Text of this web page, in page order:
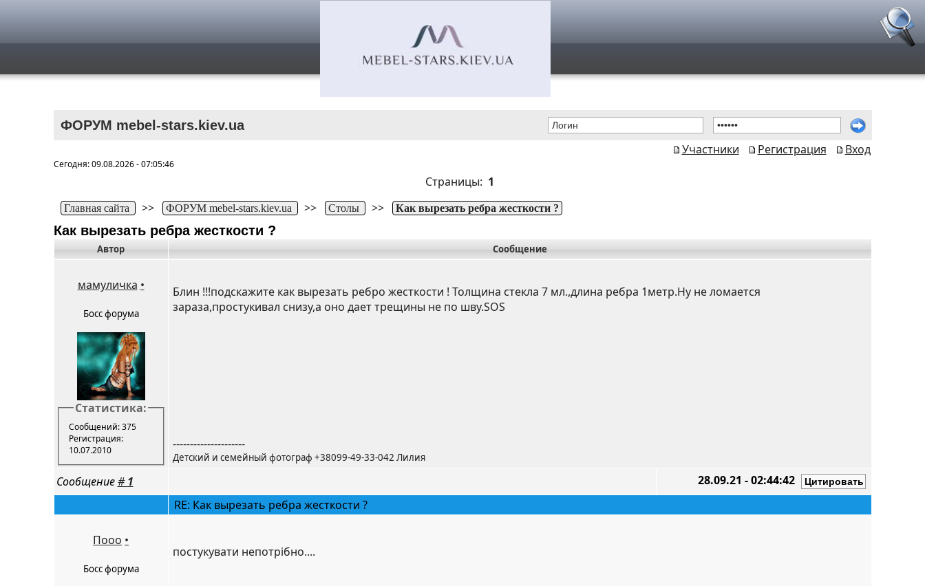
ФОРУМ mebel-stars.kiev.ua
Участники
Регистрация Вход
Сегодня: 09.08.2026 - 07:05:46
Страницы: 1
Главная сайта >> ФОРУМ mebel-stars.kiev.ua >> Столы >> Как вырезать ребра жесткости ?
Как вырезать ребра жесткости ?
Автор Сообщение
мамуличка •
Босс форума
Статистика:
Сообщений: 375
Регистрация:
10.07.2010
Блин !!!подскажите как вырезать ребро жесткости ! Толщина стекла 7 мл.,длина ребра 1метр.Ну не ломается
зараза,простукивал снизу,а оно дает трещины не по шву.SOS
---------------------
Детский и семейный фотограф +38099-49-33-042 Лилия
Сообщение#1
28.09.21 - 02:44:42
RE: Как вырезать ребра жесткости ?
Пооо •
Босс форума
постукувати непотрібно....